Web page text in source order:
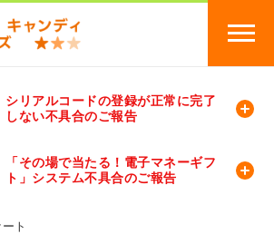
シリアルコードの登録が正常に完了
しない不具合のご報告
「その場で当たる！電子マネーギフ
ト」システム不具合のご報告
ト